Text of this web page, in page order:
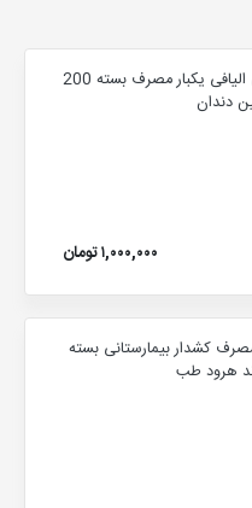
کاور کف سینی الیافی یکبار مصرف بسته 200
دندان
۱,۰۰۰,۰۰۰ تومان
کشدار بیمارستانی بسته